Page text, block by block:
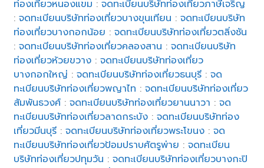
ท่องเที่ยวหนองแขม :จดทะเบียนบริษัทท่องเที่ยวภาษีเจริญ
:จดทะเบียนบริษัทท่องเที่ยวบางขุนเทียน :จดทะเบียนบริษัท
ท่องเที่ยวบางกอกน้อย :จดทะเบียนบริษัทท่องเที่ยวตลิ่งชัน
:จดทะเบียนบริษัทท่องเที่ยวคลองสาน :จดทะเบียนบริษัท
ท่องเที่ยวห้วยขวาง :จดทะเบียนบริษัทท่องเที่ยว
บางกอกใหญ่ :จดทะเบียนบริษัทท่องเที่ยวธนบุรี :จด
ทะเบียนบริษัทท่องเที่ยวพญาไท :จดทะเบียนบริษัทท่องเที่ยว
สัมพันธวงศ์ :จดทะเบียนบริษัทท่องเที่ยวยานนาวา :จด
ทะเบียนบริษัทท่องเที่ยวลาดกระบัง :จดทะเบียนบริษัทท่อง
เที่ยวมีนบุรี :จดทะเบียนบริษัทท่องเที่ยวพระโขนง :จด
ทะเบียนบริษัทท่องเที่ยวป้อมปราบศัตรูพ่าย :จดทะเบียน
บริษัทท่องเที่ยวปทุมวัน :จดทะเบียนบริษัทท่องเที่ยวบางกะปิ